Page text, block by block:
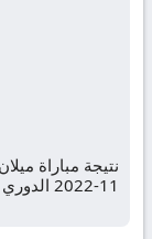
11-2022 الدوري الايطالي